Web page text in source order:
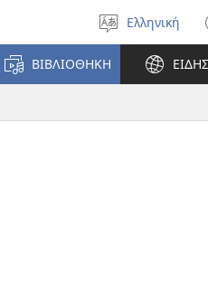
Επιλέξτε
γλώσσα
Ελληνική
ΒΙΒΛΙΟΘΗΚΗ